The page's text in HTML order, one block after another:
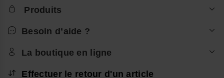
Produits
Besoin d’aide ?
La boutique en ligne
Effectuer le retour d'un article